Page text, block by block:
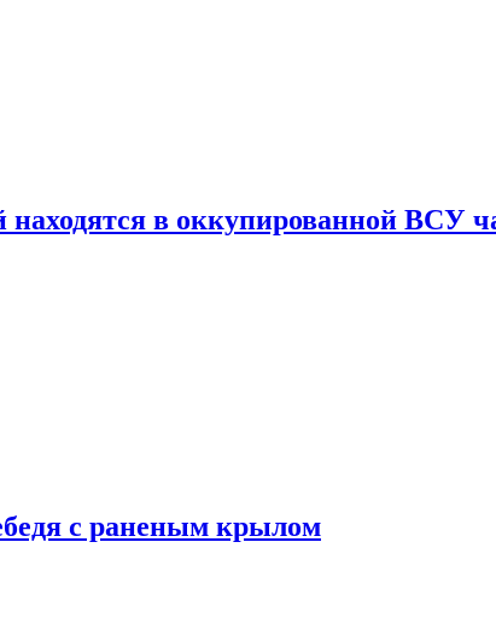
в оккупированной ВСУ
с раненым крылом